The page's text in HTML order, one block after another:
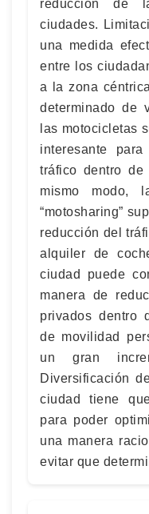
reducción de
ciudades.
una medida
entre los
a la zona
determinado de
las motocicletas
interesante
tráfico dentro de
mismo modo,
“motosharing”
reducción del
alquiler de
ciudad puede
manera de
privados dentro
de movilidad
un gran
Diversificación
ciudad tiene
para poder
una manera
evitar que